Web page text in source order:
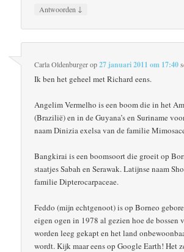
Antwoorden ↓
Carla Oldenburgerop27 januari 2011 om 17:40
Ik ben het geheel met Richard eens.
Angelim Vermelho is een boom die in het
(Brazilië) en in de Guyana’s en Suriname
naam Dinizia exelsa van de familie
Bangkirai is een boomsoort die groeit op
staatjes Sabah en Serawak. Latijnse naam
familie Dipterocarpaceae.
Feddo (mijn echtgenoot) is op Borneo
eigen ogen in 1978 al gezien hoe de bossen
worden leeg gekapt en het land
wordt. Kijk maar eens op Google Earth! Het